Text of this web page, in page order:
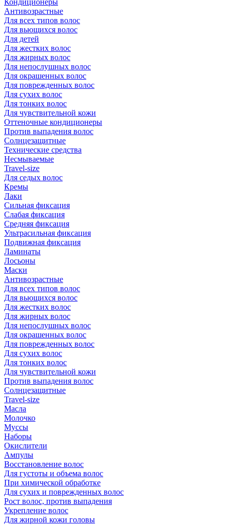
Кондиционеры
Антивозрастные
Для всех типов волос
Для вьющихся волос
Для детей
Для жестких волос
Для жирных волос
Для непослушных волос
Для окрашенных волос
Для поврежденных волос
Для сухих волос
Для тонких волос
Для чувствительной кожи
Оттеночные кондиционеры
Против выпадения волос
Солнцезащитные
Технические средства
Несмываемые
Travel-size
Для седых волос
Кремы
Лаки
Сильная фиксация
Слабая фиксация
Средняя фиксация
Ультрасильная фиксация
Подвижная фиксация
Ламинаты
Лосьоны
Маски
Антивозрастные
Для всех типов волос
Для вьющихся волос
Для жестких волос
Для жирных волос
Для непослушных волос
Для окрашенных волос
Для поврежденных волос
Для сухих волос
Для тонких волос
Для чувствительной кожи
Против выпадения волос
Солнцезащитные
Travel-size
Масла
Молочко
Муссы
Наборы
Окислители
Ампулы
Восстановление волос
Для густоты и объема волос
При химической обработке
Для сухих и поврежденных волос
Рост волос, против выпадения
Укрепление волос
Для жирной кожи головы